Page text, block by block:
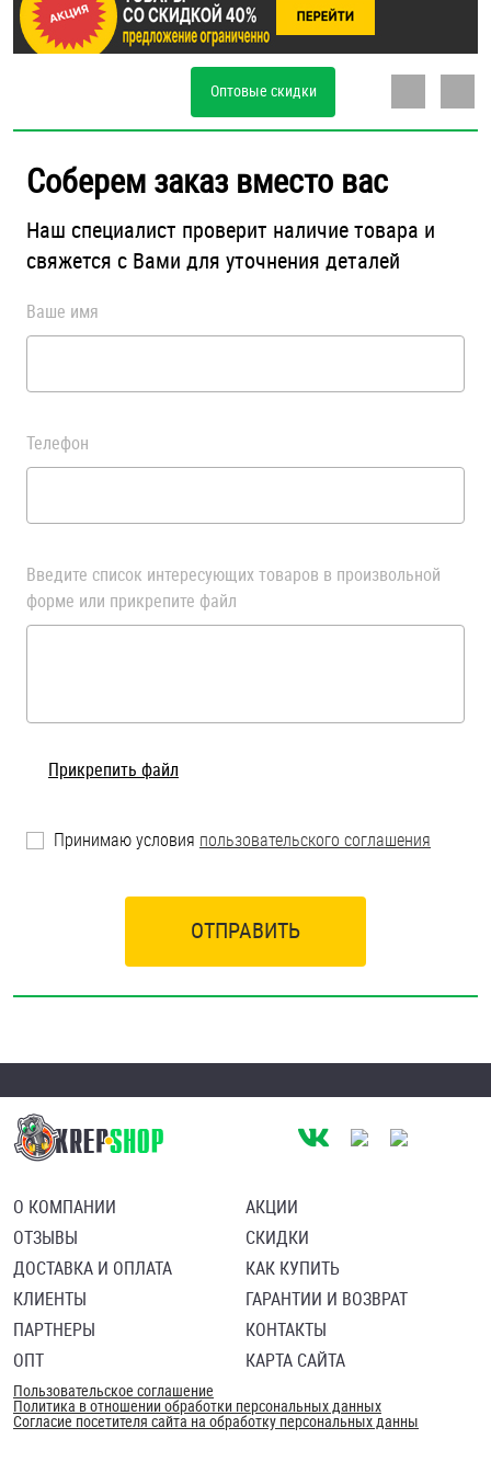
ОПЛАТА И ДОСТАВКА
Втулки
Дюймовый крепёж
Заклепки (Гайки-Заклепки)
Инструмент
Крюки, кольца с метрической резьбой
Крюки, кольца с шурупной резьбой
Пробки
Штифты и пальцы
Оптовые скидки
Соберем заказ вместо вас
Наш специалист проверит наличие товара и
свяжется с Вами для уточнения деталей
Ваше имя
Телефон
Введите список интересующих товаров в произвольной
форме или прикрепите файл
Прикрепить файл
Принимаю условия пользовательского соглашения
ОТПРАВИТЬ
О КОМПАНИИ
ОТЗЫВЫ
ДОСТАВКА И ОПЛАТА
КЛИЕНТЫ
ПАРТНЕРЫ
ОПТ
АКЦИИ
СКИДКИ
КАК КУПИТЬ
ГАРАНТИИ И ВОЗВРАТ
КОНТАКТЫ
КАРТА САЙТА
Пользовательское соглашение
Политика в отношении обработки персональных данных
Согласие посетителя сайта на обработку персональных данны